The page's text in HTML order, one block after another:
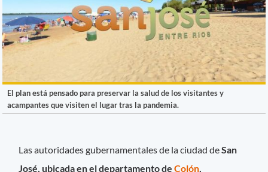
El plan está pensado para preservar la salud de los visitantes y
acampantes que visiten el lugar tras la pandemia.
Las autoridades gubernamentales de la ciudad deSan
José, ubicada en el departamento deColón